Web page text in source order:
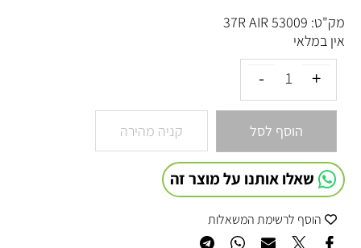
מק"ט: 53009 37R AIR
אין במלאי
הוסף לסל קניה מהירה
שאלו אותנו על מוצר זה
הוסף לרשימת המשאלות